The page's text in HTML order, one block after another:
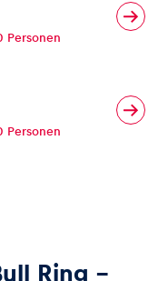
Personen
Personen
Ring –